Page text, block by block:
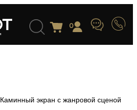
0
Каминный экран с жанровой сценой